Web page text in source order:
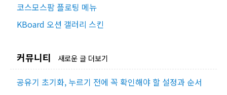
코스모스팜 플로팅 메뉴
KBoard 오션 갤러리 스킨
커뮤니티 새로운 글 더보기
공유기 초기화, 누르기 전에 꼭 확인해야 할 설정과 순서